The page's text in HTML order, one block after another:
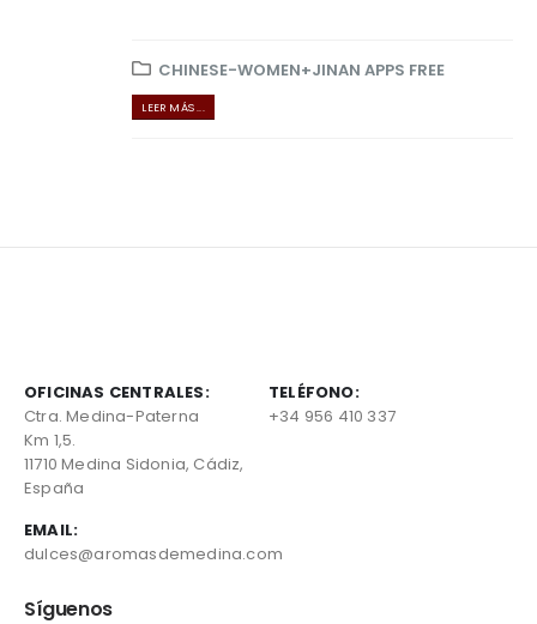
CHINESE-WOMEN+JINAN APPS FREE
LEER MÁS ...
OFICINAS CENTRALES:
Ctra. Medina-Paterna
Km 1,5.
11710 Medina Sidonia, Cádiz,
España
TELÉFONO:
+34 956 410 337
EMAIL:
dulces@aromasdemedina.com
Síguenos